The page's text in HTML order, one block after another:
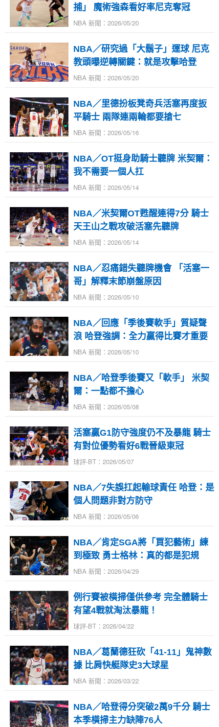
捕」 魔術強森看好率尼克奪冠
NBA 新聞：2026/05/20
NBA／研究過「大鬍子」運球 尼克
教頭曝逆轉關鍵：就是攻擊哈登
NBA 新聞：2026/05/20
NBA／里德扮板凳奇兵活塞再度扳
平騎士 兩隊連兩輪都要搶七
NBA 新聞：2026/05/16
NBA／OT挺身助騎士聽牌 米契爾：
我不需要一個人扛
NBA 新聞：2026/05/14
NBA／米契爾OT甦醒連得7分 騎士
天王山之戰攻破活塞先聽牌
NBA 新聞：2026/05/14
NBA／忍痛錯失聽牌機會 「活塞一
哥」解釋末節崩盤原因
NBA 新聞：2026/05/10
NBA／回應「季後賽軟手」質疑聲
浪 哈登強調：全力贏得比賽才重要
NBA 新聞：2026/05/10
NBA／哈登季後賽又「軟手」 米契
爾：一點都不擔心
NBA 新聞：2026/05/08
活塞贏G1防守強度仍不及暴龍 騎士
有對位優勢看好6戰晉級東冠
球評-BT：2026/05/07
NBA／7失誤扛起輸球責任 哈登：是
個人問題非對方防守
NBA 新聞：2026/05/06
NBA／肯定SGA將「買犯藝術」練
到極致 勇士格林：真的都是犯規
NBA 新聞：2026/04/29
例行賽被橫掃僅供參考 完全體騎士
有望4戰就淘汰暴龍！
球評-BT：2026/04/22
NBA／葛蘭德狂砍「41-11」鬼神數
據 比肩快艇隊史3大球星
NBA 新聞：2026/03/22
NBA／哈登得分突破2萬9千分 騎士
本季橫掃主力缺陣76人